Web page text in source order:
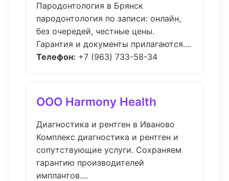
Пародонтология в Брянск
пародонтология по записи: онлайн,
без очередей, честные цены.
Гарантия и документы прилагаются....
Телефон: +7 (963) 733-58-34
ООО Harmony Health
Диагностика и рентген в Иваново
Комплекс диагностика и рентген и
сопутствующие услуги. Сохраняем
гарантию производителей
имплантов....